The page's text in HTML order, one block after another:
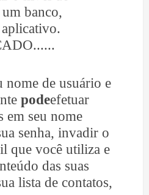
banco,
nome de usuário e
podeefetuar
em seu nome
senha, invadir o
que você utiliza e
das suas
lista de contatos,